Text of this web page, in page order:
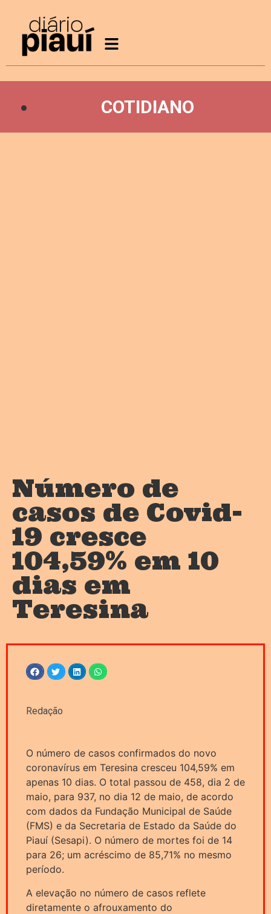
COTIDIANO
Número de
casos de Covid-
19 cresce
104,59% em 10
dias em
Teresina
Redação
O número de casos confirmados do novo
coronavírus em Teresina cresceu 104,59% em
apenas 10 dias. O total passou de 458, dia 2 de
maio, para 937, no dia 12 de maio, de acordo
com dados da Fundação Municipal de Saúde
(FMS) e da Secretaria de Estado da Saúde do
Piauí (Sesapi). O número de mortes foi de 14
para 26; um acréscimo de 85,71% no mesmo
período.
A elevação no número de casos reflete
diretamente o afrouxamento do